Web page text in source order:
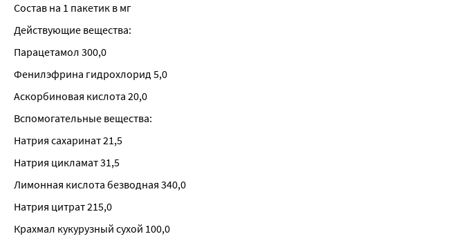
Состав на 1 пакетик в мг
Действующие вещества:
Парацетамол 300,0
Фенилэфрина гидрохлорид 5,0
Аскорбиновая кислота 20,0
Вспомогательные вещества:
Натрия сахаринат 21,5
Натрия цикламат 31,5
Лимонная кислота безводная 340,0
Натрия цитрат 215,0
Крахмал кукурузный сухой 100,0